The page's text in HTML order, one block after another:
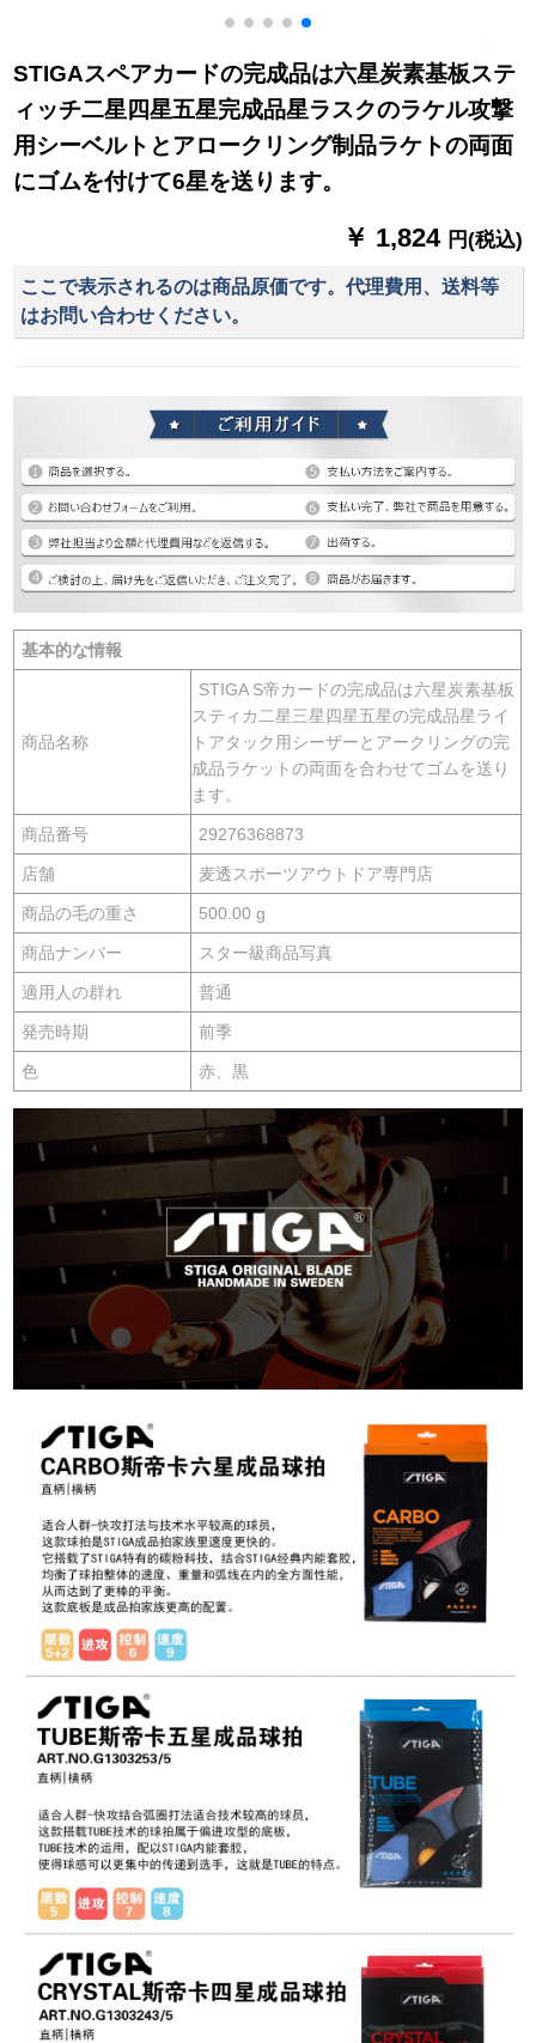
STIGAスペアカードの完成品は六星炭素基板ステ
ィッチ二星四星五星完成品星ラスクのラケル攻撃
用シーベルトとアロークリング制品ラケトの両面
にゴムを付けて6星を送ります。
￥ 1,824 円(税込)
ここで表示されるのは商品原価です。代理費用、送料等
はお問い合わせください。
基本的な情報
商品名称
STIGA S帝カードの完成品は六星炭素基板
スティカ二星三星四星五星の完成品星ライ
トアタック用シーザーとアークリングの完
成品ラケットの両面を合わせてゴムを送り
ます。
商品番号 29276368873
店舗 麦透スポーツアウトドア専門店
商品の毛の重さ 500.00 g
商品ナンバー スター級商品写真
適用人の群れ 普通
発売時期 前季
色 赤、黒